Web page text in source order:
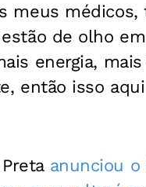
meus
de olho
energia,
então isso
anunciou